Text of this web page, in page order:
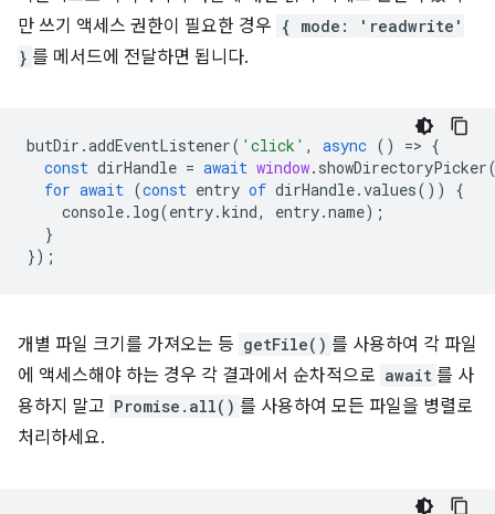
만 쓰기 액세스 권한이 필요한 경우 { mode: 'readwrite'
} 를 메서드에 전달하면 됩니다.
butDir .addEventListener( 'click' , async () => {
const dirHandle = await window. showDirectoryPicker
for await (const entry of dirHandle.values())
{
console. log(entry.kind, entry.name);
}
});
개별 파일 크기를 가져오는 등 getFile() 를 사용하여 각 파일
에 액세스해야 하는 경우 각 결과에서 순차적으로 await 를 사
용하지 말고 Promise.all() 를 사용하여 모든 파일을 병렬로
처리하세요.